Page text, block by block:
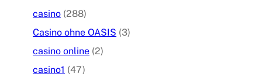
casino (288)
Casino ohne OASIS (3)
casino online (2)
casino1 (47)